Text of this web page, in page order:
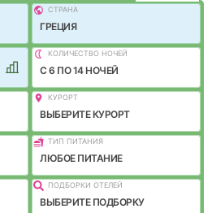
СТРАНА
ГРЕЦИЯ
КОЛИЧЕСТВО НОЧЕЙ
C 6 ПО 14 НОЧЕЙ
КУРОРТ
ВЫБЕРИТЕ КУРОРТ
ТИП ПИТАНИЯ
ЛЮБОЕ ПИТАНИЕ
ПОДБОРКИ ОТЕЛЕЙ
ВЫБЕРИТЕ ПОДБОРКУ